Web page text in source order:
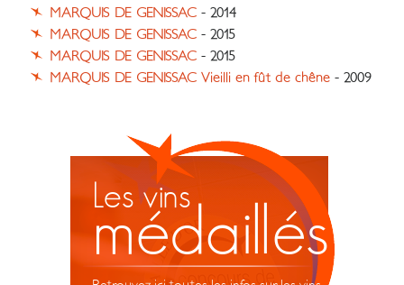
MARQUIS DE GENISSAC - 2014
MARQUIS DE GENISSAC - 2015
MARQUIS DE GENISSAC - 2015
MARQUIS DE GENISSAC Vieilli en fût de chêne - 2009
Les vins
médaillés